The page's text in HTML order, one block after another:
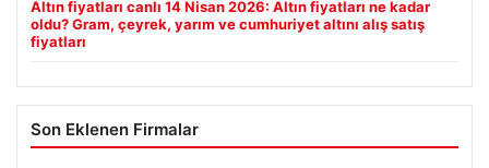
Altın fiyatları canlı 14 Nisan 2026: Altın fiyatları ne kadar
oldu? Gram, çeyrek, yarım ve cumhuriyet altını alış satış
fiyatları
Son Eklenen Firmalar